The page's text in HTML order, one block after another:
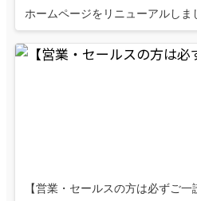
ホームページをリニューアルしま
【営業・セールスの方は必ずご一